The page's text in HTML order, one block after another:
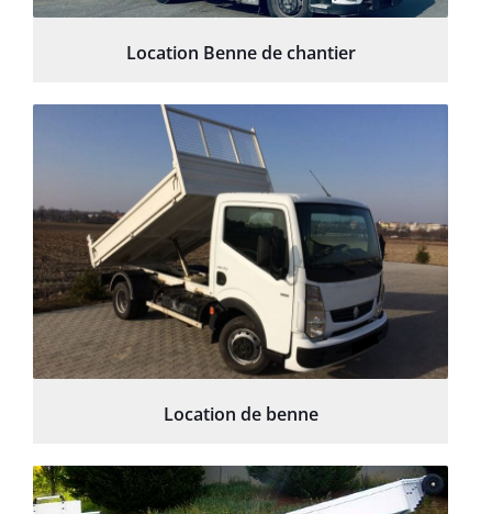
Location Benne de chantier
Location de benne